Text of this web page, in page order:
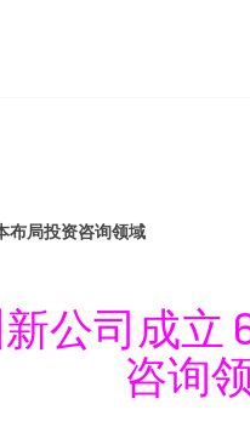
布局投资咨询领域
公司成立
咨询